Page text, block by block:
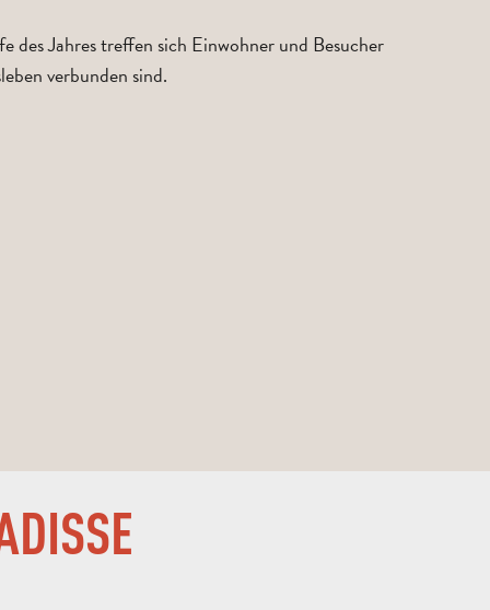
des Jahres treffen sich Einwohner und Besucher
verbunden sind.